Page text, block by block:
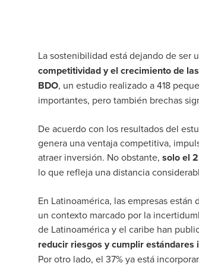
La sostenibilidad está dejando de ser
competitividad y el crecimiento de
BDO, un estudio realizado a 418
importantes, pero también brechas
De acuerdo con los resultados del
genera una ventaja competitiva,
atraer inversión. No obstante, solo el
lo que refleja una distancia
En Latinoamérica, las empresas
un contexto marcado por la
de Latinoamérica y el caribe han
reducir riesgos y cumplir estándares
Por otro lado, el 37% ya está